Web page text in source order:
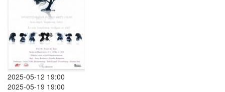
2025-05-12 19:00
2025-05-19 19:00